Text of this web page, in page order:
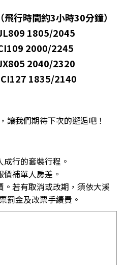
行時間約3小時30分鐘）
1805/2045
2000/2245
2040/2320
1835/2140
讓我們期待下次的邂逅吧！
行的套裝行程。
補單人房差。
若有取消或改期，須依大溪
罰金及改票手續費。